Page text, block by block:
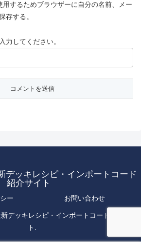
用するためブラウザーに自分の名前、メー
存する。
力してください。
デッキレシピ・インポートコード
紹介サイト
ー お問い合わせ
デッキレシピ・インポートコード紹介サイ
ト.